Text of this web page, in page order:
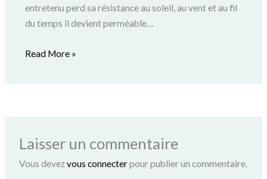
entretenu perd sa résistance au soleil, au vent et au fil
du temps il devient perméable…
Read More »
Laisser un commentaire
Vous devezvous connecterpour publier un commentaire.